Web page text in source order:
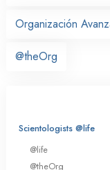
Organización
@theOrg
Scientologists @life
@life
@theOrg